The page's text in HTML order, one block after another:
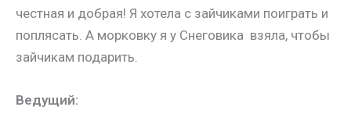
честная и добрая! Я хотела с зайчиками поиграть и
поплясать. А морковку я у Снеговика взяла, чтобы
зайчикам подарить.
Ведущий: